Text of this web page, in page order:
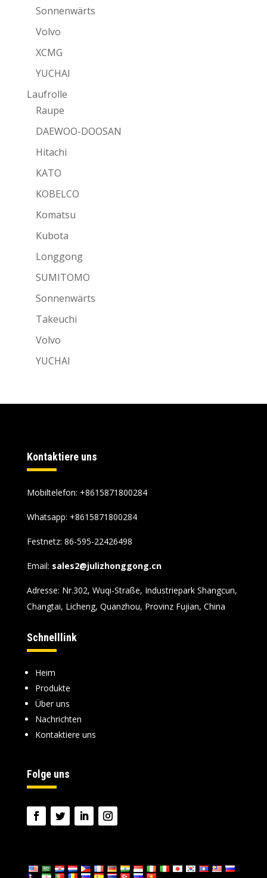
Sonnenwärts
Volvo
XCMG
YUCHAI
Laufrolle
Raupe
DAEWOO-DOOSAN
Hitachi
KATO
KOBELCO
Komatsu
Kubota
Longgong
SUMITOMO
Sonnenwärts
Takeuchi
Volvo
YUCHAI
Kontaktiere uns
Mobiltelefon: +8615871800284
Whatsapp: +8615871800284
Festnetz: 86-595-22426498
Email: sales2@julizhonggong.cn
Adresse: Nr.302, Wuqi-Straße, Industriepark Shangcun,
Changtai, Licheng, Quanzhou, Provinz Fujian, China
Schnelllink
Heim
Produkte
Über uns
Nachrichten
Kontaktiere uns
Folge uns